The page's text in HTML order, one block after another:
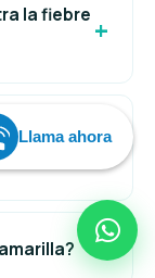
la fiebre
de la
Llama ahora